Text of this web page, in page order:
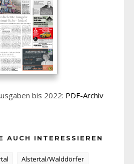
bis 2022: PDF-Archiv
AUCH INTERESSIEREN
Alstertal/Walddörfer